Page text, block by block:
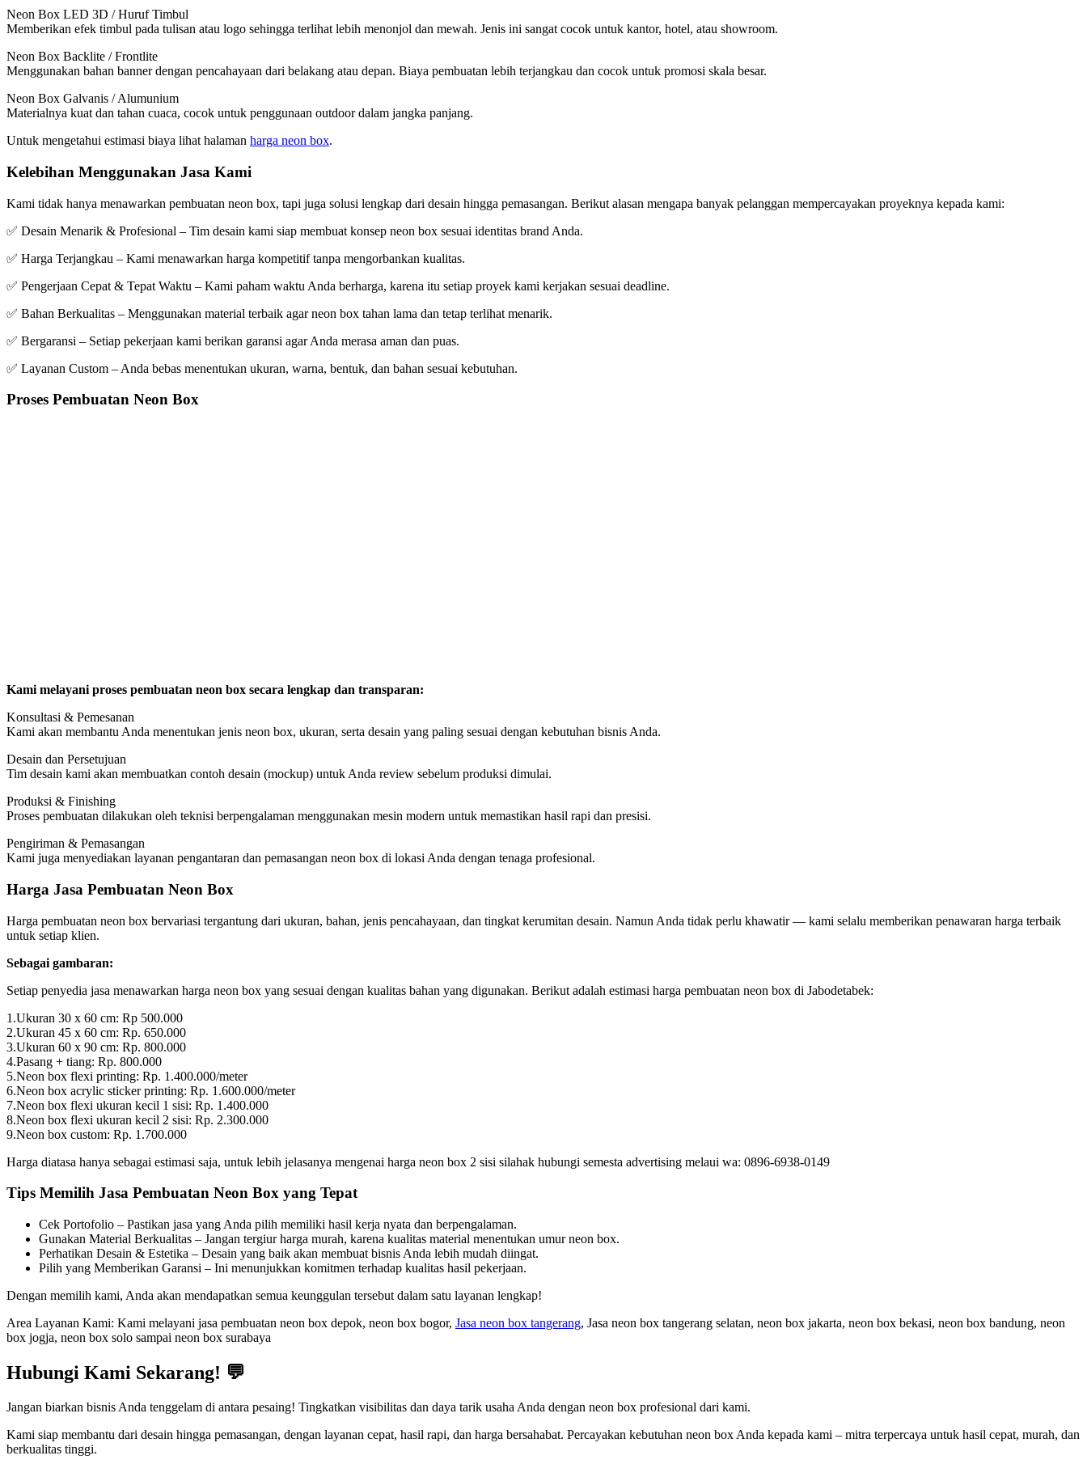
Neon Box LED 3D / Huruf Timbul
Memberikan efek timbul pada tulisan atau logo sehingga terlihat lebih menonjol dan mewah. Jenis ini sangat cocok untuk kantor, hotel, atau showroom.
Neon Box Backlite / Frontlite
Menggunakan bahan banner dengan pencahayaan dari belakang atau depan. Biaya pembuatan lebih terjangkau dan cocok untuk promosi skala besar.
Neon Box Galvanis / Alumunium
Materialnya kuat dan tahan cuaca, cocok untuk penggunaan outdoor dalam jangka panjang.
Untuk mengetahui estimasi biaya lihat halaman harga neon box.
Kelebihan Menggunakan Jasa Kami
Kami tidak hanya menawarkan pembuatan neon box, tapi juga solusi lengkap dari desain hingga pemasangan. Berikut alasan mengapa banyak pelanggan mempercayakan proyeknya kepada kami:
✅ Desain Menarik & Profesional – Tim desain kami siap membuat konsep neon box sesuai identitas brand Anda.
✅ Harga Terjangkau – Kami menawarkan harga kompetitif tanpa mengorbankan kualitas.
✅ Pengerjaan Cepat & Tepat Waktu – Kami paham waktu Anda berharga, karena itu setiap proyek kami kerjakan sesuai deadline.
✅ Bahan Berkualitas – Menggunakan material terbaik agar neon box tahan lama dan tetap terlihat menarik.
✅ Bergaransi – Setiap pekerjaan kami berikan garansi agar Anda merasa aman dan puas.
✅ Layanan Custom – Anda bebas menentukan ukuran, warna, bentuk, dan bahan sesuai kebutuhan.
Proses Pembuatan Neon Box
Kami melayani proses pembuatan neon box secara lengkap dan transparan:
Konsultasi & Pemesanan
Kami akan membantu Anda menentukan jenis neon box, ukuran, serta desain yang paling sesuai dengan kebutuhan bisnis Anda.
Desain dan Persetujuan
Tim desain kami akan membuatkan contoh desain (mockup) untuk Anda review sebelum produksi dimulai.
Produksi & Finishing
Proses pembuatan dilakukan oleh teknisi berpengalaman menggunakan mesin modern untuk memastikan hasil rapi dan presisi.
Pengiriman & Pemasangan
Kami juga menyediakan layanan pengantaran dan pemasangan neon box di lokasi Anda dengan tenaga profesional.
Harga Jasa Pembuatan Neon Box
Harga pembuatan neon box bervariasi tergantung dari ukuran, bahan, jenis pencahayaan, dan tingkat kerumitan desain. Namun Anda tidak perlu khawatir — kami selalu memberikan penawaran harga terbaik
untuk setiap klien.
Sebagai gambaran:
Setiap penyedia jasa menawarkan harga neon box yang sesuai dengan kualitas bahan yang digunakan. Berikut adalah estimasi harga pembuatan neon box di Jabodetabek:
1.Ukuran 30 x 60 cm: Rp 500.000
2.Ukuran 45 x 60 cm: Rp. 650.000
3.Ukuran 60 x 90 cm: Rp. 800.000
4.Pasang + tiang: Rp. 800.000
5.Neon box flexi printing: Rp. 1.400.000/meter
6.Neon box acrylic sticker printing: Rp. 1.600.000/meter
7.Neon box flexi ukuran kecil 1 sisi: Rp. 1.400.000
8.Neon box flexi ukuran kecil 2 sisi: Rp. 2.300.000
9.Neon box custom: Rp. 1.700.000
Harga diatasa hanya sebagai estimasi saja, untuk lebih jelasanya mengenai harga neon box 2 sisi silahak hubungi semesta advertising melaui wa: 0896-6938-0149
Tips Memilih Jasa Pembuatan Neon Box yang Tepat
Cek Portofolio – Pastikan jasa yang Anda pilih memiliki hasil kerja nyata dan berpengalaman.
Gunakan Material Berkualitas – Jangan tergiur harga murah, karena kualitas material menentukan umur neon box.
Perhatikan Desain & Estetika – Desain yang baik akan membuat bisnis Anda lebih mudah diingat.
Pilih yang Memberikan Garansi – Ini menunjukkan komitmen terhadap kualitas hasil pekerjaan.
Dengan memilih kami, Anda akan mendapatkan semua keunggulan tersebut dalam satu layanan lengkap!
Area Layanan Kami: Kami melayani jasa pembuatan neon box depok, neon box bogor, Jasa neon box tangerang, Jasa neon box tangerang selatan, neon box jakarta, neon box bekasi, neon box bandung, neon
box jogja, neon box solo sampai neon box surabaya
Hubungi Kami Sekarang! 💬
Jangan biarkan bisnis Anda tenggelam di antara pesaing! Tingkatkan visibilitas dan daya tarik usaha Anda dengan neon box profesional dari kami.
Kami siap membantu dari desain hingga pemasangan, dengan layanan cepat, hasil rapi, dan harga bersahabat. Percayakan kebutuhan neon box Anda kepada kami – mitra terpercaya untuk hasil cepat, murah, dan
berkualitas tinggi.